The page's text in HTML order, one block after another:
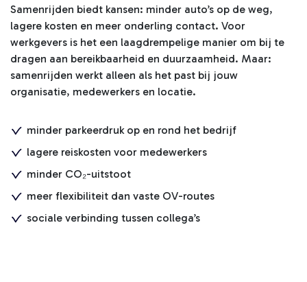
Samenrijden biedt kansen: minder auto’s op de weg,
lagere kosten en meer onderling contact. Voor
werkgevers is het een laagdrempelige manier om bij te
dragen aan bereikbaarheid en duurzaamheid. Maar:
samenrijden werkt alleen als het past bij jouw
organisatie, medewerkers en locatie.
minder parkeerdruk op en rond het bedrijf
lagere reiskosten voor medewerkers
minder CO₂-uitstoot
meer flexibiliteit dan vaste OV-routes
sociale verbinding tussen collega’s